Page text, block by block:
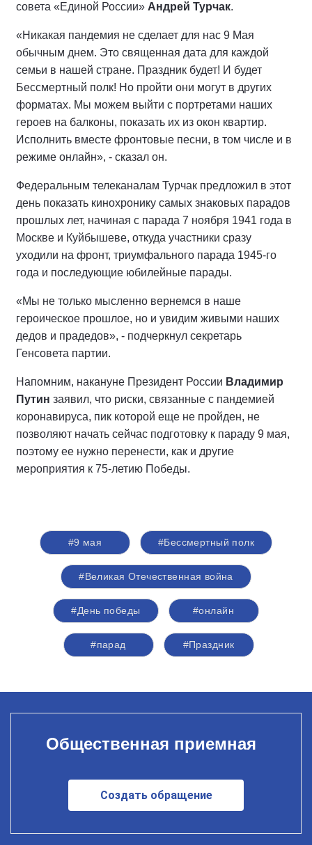
совета «Единой России» Андрей Турчак.
«Никакая пандемия не сделает для нас 9 Мая
обычным днем. Это священная дата для каждой
семьи в нашей стране. Праздник будет! И будет
Бессмертный полк! Но пройти они могут в других
форматах. Мы можем выйти с портретами наших
героев на балконы, показать их из окон квартир.
Исполнить вместе фронтовые песни, в том числе и в
режиме онлайн», - сказал он.
Федеральным телеканалам Турчак предложил в этот
день показать кинохронику самых знаковых парадов
прошлых лет, начиная с парада 7 ноября 1941 года в
Москве и Куйбышеве, откуда участники сразу
уходили на фронт, триумфального парада 1945-го
года и последующие юбилейные парады.
«Мы не только мысленно вернемся в наше
героическое прошлое, но и увидим живыми наших
дедов и прадедов», - подчеркнул секретарь
Генсовета партии.
Напомним, накануне Президент России Владимир
Путин заявил, что риски, связанные с пандемией
коронавируса, пик которой еще не пройден, не
позволяют начать сейчас подготовку к параду 9 мая,
поэтому ее нужно перенести, как и другие
мероприятия к 75-летию Победы.
#9 мая #Бессмертный полк
#Великая Отечественная война
#День победы #онлайн
#парад #Праздник
Общественная приемная
Создать обращение